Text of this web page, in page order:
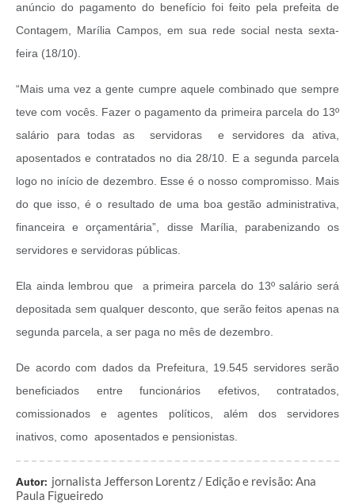
anúncio do pagamento do benefício foi feito pela prefeita de
Contagem, Marília Campos, em sua rede social nesta sexta-
feira (18/10).
“Mais uma vez a gente cumpre aquele combinado que sempre
teve com vocês. Fazer o pagamento da primeira parcela do 13º
salário para todas as servidoras e servidores da ativa,
aposentados e contratados no dia 28/10. E a segunda parcela
logo no início de dezembro. Esse é o nosso compromisso. Mais
do que isso, é o resultado de uma boa gestão administrativa,
financeira e orçamentária”, disse Marília, parabenizando os
servidores e servidoras públicas.
Ela ainda lembrou que a primeira parcela do 13º salário será
depositada sem qualquer desconto, que serão feitos apenas na
segunda parcela, a ser paga no mês de dezembro.
De acordo com dados da Prefeitura, 19.545 servidores serão
beneficiados entre funcionários efetivos, contratados,
comissionados e agentes políticos, além dos servidores
inativos, como aposentados e pensionistas.
Autor: jornalista Jefferson Lorentz / Edição e revisão: Ana
Paula Figueiredo